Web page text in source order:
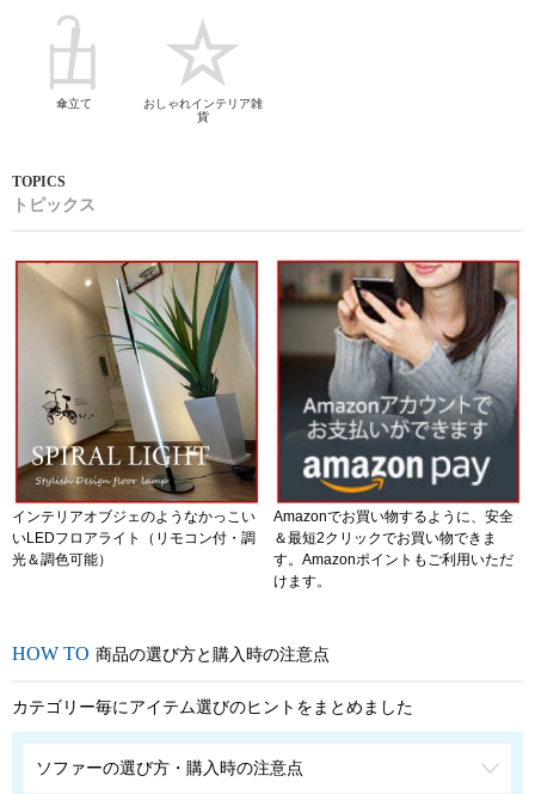
傘立て
おしゃれインテリア雑
貨
トピックス
インテリアオブジェのようなかっこい
いLEDフロアライト（リモコン付・調
光＆調色可能）
Amazonでお買い物するように、安全
＆最短2クリックでお買い物できま
す。Amazonポイントもご利用いただ
けます。
商品の選び方と購入時の注意点
カテゴリー毎にアイテム選びのヒントをまとめました
ソファーの選び方・購入時の注意点